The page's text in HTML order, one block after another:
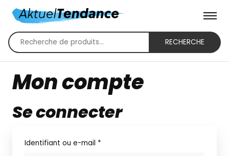
Recherche
RECHERCHE
Mon compte
Se connecter
Identifiant ou e-mail *